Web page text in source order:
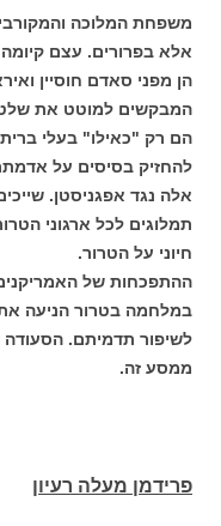
משפחת המלוכה והמקורבים
אלא בפרורים. עצם קיומה
הן מפני סאדם חוסיין
המבקשים למוטט את שלטון
הם רק "כאילו" בעלי ברית
להחזיק בסיסים על אדמתם
אלה נגד אפגניסטן. שייכים
תמלוגים לכל ארגוני הטרור
חיוני על הטרור.
ההתפכחות של האמריקנים
במלחמה בטרור הניעה את
לשיפור תדמיתם. הסעודה
ממסע זה.
פרידמן מעלה רעיון